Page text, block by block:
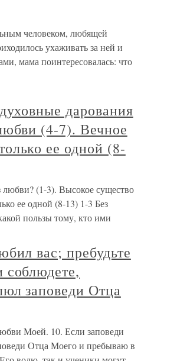
человеком, любящей
ухаживать за ней и
мама поинтересовалась: что
дарования
(4-7). Вечное
ее одной (8-
(1-3). Высокое существо
ее одной (8-13) 1-3 Без
пользы тому, кто ими
вас; пребудьте
заповеди Отца
Моей. 10. Если заповеди
Отца Моего и пребываю в